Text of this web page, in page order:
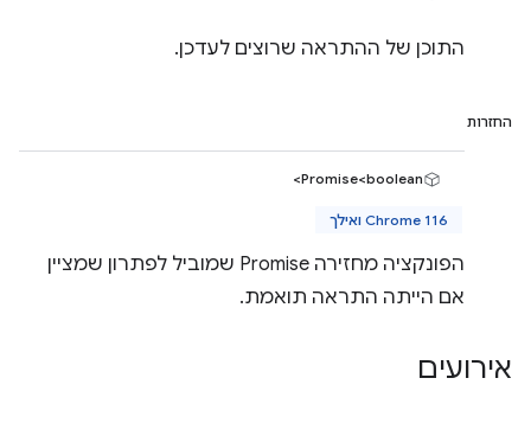
התוכן של ההתראה שרוצים לעדכן.
החזרות
Promise<boolean>
Chrome 116 ואילך
הפונקציה מחזירה Promise שמוביל לפתרון שמציין
אם הייתה התראה תואמת.
אירועים